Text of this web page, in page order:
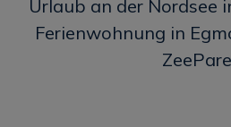
Urlaub an der Nordsee
Ferienwohnung in